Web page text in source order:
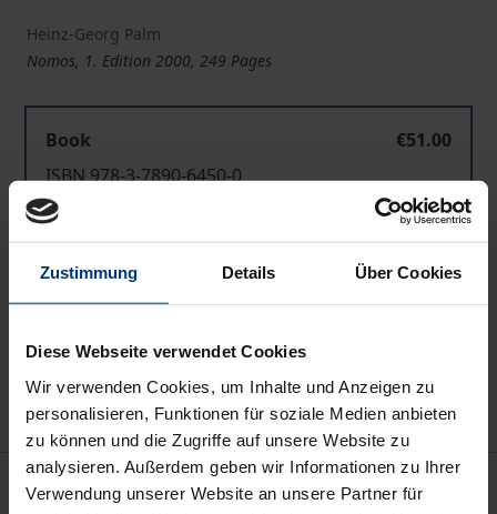
Zustimmung Details Über Cookies
Diese Webseite verwendet Cookies
Wir verwenden Cookies, um Inhalte und Anzeigen zu
personalisieren, Funktionen für soziale Medien anbieten
zu können und die Zugriffe auf unsere Website zu
analysieren. Außerdem geben wir Informationen zu Ihrer
Verwendung unserer Website an unsere Partner für
Heinz-Georg Palm
Nomos, 1. Edition 2000, 249 Pages
Book
€51.00
ISBN 978-3-7890-6450-0
Not available
Add to Cart
Add to Wish List
Description